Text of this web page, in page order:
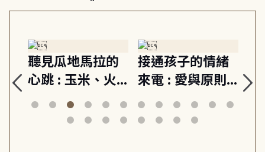
聽見瓜地馬拉的
心跳 : 玉米、火
山與信仰, 外交官
筆下的現代馬雅
接通孩子的情緒
來電 : 愛與原則,
建立教養的安定
節奏 22個行動練
關